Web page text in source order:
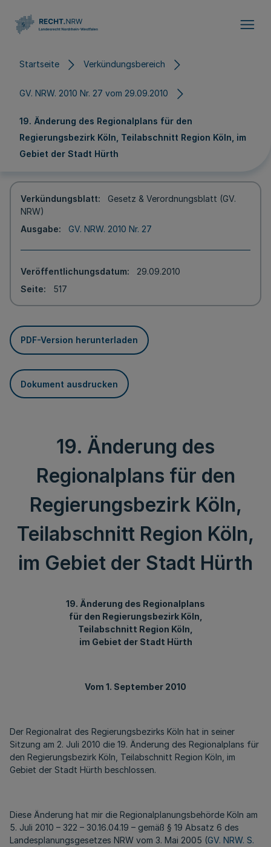
Startseite Verkündungsbereich
GV. NRW. 2010 Nr. 27 vom 29.09.2010
19. Änderung des Regionalplans für den
Regierungsbezirk Köln, Teilabschnitt Region Köln, im
Gebiet der Stadt Hürth
Verkündungsblatt
Gesetz & Verordnungsblatt (GV.
NRW)
Ausgabe
GV. NRW. 2010 Nr. 27
Veröffentlichungsdatum
29.09.2010
Seite
517
PDF-Version herunterladen
Dokument ausdrucken
19. Änderung des
Regionalplans für den
Regierungsbezirk Köln,
Teilabschnitt Region Köln,
im Gebiet der Stadt Hürth
19. Änderung des Regionalplans
für den Regierungsbezirk Köln,
Teilabschnitt Region Köln,
im Gebiet der Stadt Hürth
Vom 1. September 2010
Der Regionalrat des Regierungsbezirks Köln hat in seiner
Sitzung am 2. Juli 2010 die 19. Änderung des Regionalplans für
den Regierungsbezirk Köln, Teilabschnitt Region Köln, im
Gebiet der Stadt Hürth beschlossen.
Diese Änderung hat mir die Regionalplanungsbehörde Köln am
5. Juli 2010 – 322 – 30.16.04.19 – gemäß § 19 Absatz 6 des
Landesplanungsgesetzes NRW vom 3. Mai 2005 (GV. NRW. S.